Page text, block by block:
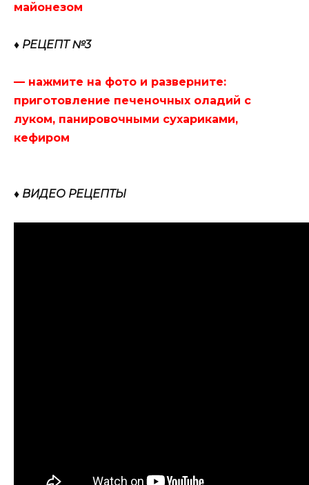
майонезом
♦ РЕЦЕПТ №3
— нажмите на фото и разверните:
приготовление печеночных оладий с
луком, панировочными сухариками,
кефиром
♦ ВИДЕО РЕЦЕПТЫ